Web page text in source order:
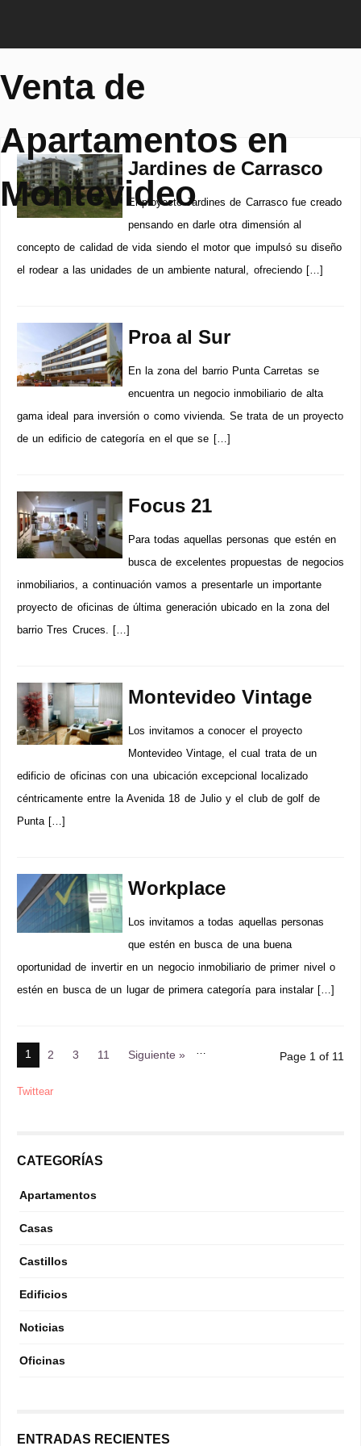
Venta de
Apartamentos en
Montevideo
Jardines de Carrasco
El proyecto Jardines de Carrasco fue creado
pensando en darle otra dimensión al
concepto de calidad de vida siendo el motor que impulsó su diseño
el rodear a las unidades de un ambiente natural, ofreciendo […]
Proa al Sur
En la zona del barrio Punta Carretas se
encuentra un negocio inmobiliario de alta
gama ideal para inversión o como vivienda. Se trata de un proyecto
de un edificio de categoría en el que se […]
Focus 21
Para todas aquellas personas que estén en
busca de excelentes propuestas de negocios
inmobiliarios, a continuación vamos a presentarle un importante
proyecto de oficinas de última generación ubicado en la zona del
barrio Tres Cruces. […]
Montevideo Vintage
Los invitamos a conocer el proyecto
Montevideo Vintage, el cual trata de un
edificio de oficinas con una ubicación excepcional localizado
céntricamente entre la Avenida 18 de Julio y el club de golf de
Punta […]
Workplace
Los invitamos a todas aquellas personas
que estén en busca de una buena
oportunidad de invertir en un negocio inmobiliario de primer nivel o
estén en busca de un lugar de primera categoría para instalar […]
1 2 3 …
11 Siguiente » Page 1 of 11
Twittear
CATEGORÍAS
Apartamentos
Casas
Castillos
Edificios
Noticias
Oficinas
ENTRADAS RECIENTES